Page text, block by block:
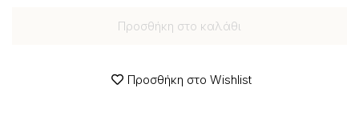
Προσθήκη στο καλάθι
Προσθήκη στο Wishlist